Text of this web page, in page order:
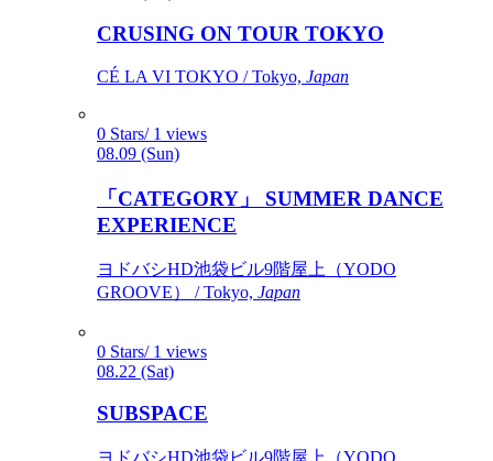
CRUSING ON TOUR TOKYO
CÉ LA VI TOKYO / Tokyo, Japan
0 Stars/ 1 views
08.09 (Sun)
「CATEGORY」 SUMMER DANCE
EXPERIENCE
ヨドバシHD池袋ビル9階屋上（YODO
GROOVE） / Tokyo, Japan
0 Stars/ 1 views
08.22 (Sat)
SUBSPACE
ヨドバシHD池袋ビル9階屋上（YODO